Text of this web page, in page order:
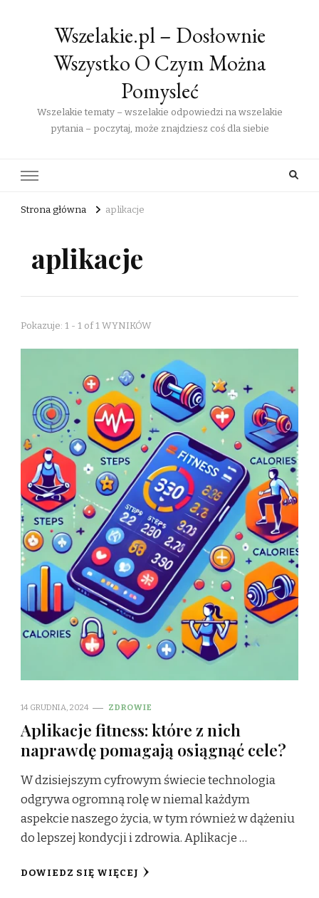
Wszelakie.pl – Dosłownie
Wszystko O Czym Można
Pomysleć
Wszelakie tematy – wszelakie odpowiedzi na wszelakie
pytania – poczytaj, może znajdziesz coś dla siebie
Strona główna aplikacje
aplikacje
Pokazuje: 1 - 1 of 1 WYNIKÓW
14 GRUDNIA, 2024 ZDROWIE
Aplikacje fitness: które z nich
naprawdę pomagają osiągnąć cele?
W dzisiejszym cyfrowym świecie technologia
odgrywa ogromną rolę w niemal każdym
aspekcie naszego życia, w tym również w dążeniu
do lepszej kondycji i zdrowia. Aplikacje …
DOWIEDZ SIĘ WIĘCEJ